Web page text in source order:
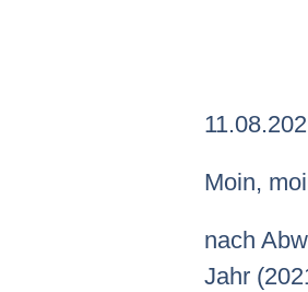
Moin,
nach
Jahr